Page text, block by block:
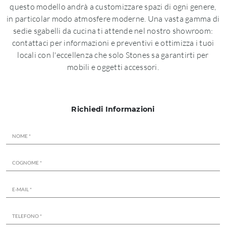
questo modello andrà a customizzare spazi di ogni genere,
in particolar modo atmosfere moderne. Una vasta gamma di
sedie sgabelli da cucina ti attende nel nostro showroom:
contattaci per informazioni e preventivi e ottimizza i tuoi
locali con l'eccellenza che solo Stones sa garantirti per
mobili e oggetti accessori.
Richiedi Informazioni